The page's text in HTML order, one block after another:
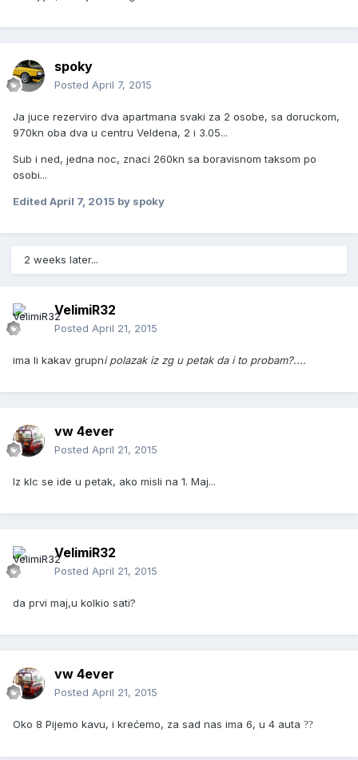
spoky
Posted April 7, 2015
Ja juce rezerviro dva apartmana svaki za 2 osobe, sa doruckom,
970kn oba dva u centru Veldena, 2 i 3.05...
Sub i ned, jedna noc, znaci 260kn sa boravisnom taksom po
osobi...
Edited April 7, 2015 by spoky
2 weeks later...
VelimiR32
Posted April 21, 2015
ima li kakav grupni polazak iz zg u petak da i to probam?....
vw 4ever
Posted April 21, 2015
Iz klc se ide u petak, ako misli na 1. Maj...
VelimiR32
Posted April 21, 2015
da prvi maj,u kolkio sati?
vw 4ever
Posted April 21, 2015
Oko 8 Pijemo kavu, i krećemo, za sad nas ima 6, u 4 auta ??